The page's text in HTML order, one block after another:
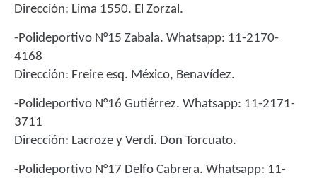
Dirección: Lima 1550. El Zorzal.
-Polideportivo N°15 Zabala. Whatsapp: 11-2170-
4168
Dirección: Freire esq. México, Benavídez.
-Polideportivo N°16 Gutiérrez. Whatsapp: 11-2171-
3711
Dirección: Lacroze y Verdi. Don Torcuato.
-Polideportivo N°17 Delfo Cabrera. Whatsapp: 11-